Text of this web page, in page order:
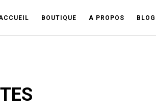
BOUTIQUE A PROPOS BLOG